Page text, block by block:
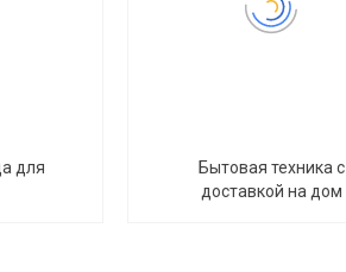
для
Бытовая техника с
доставкой на дом